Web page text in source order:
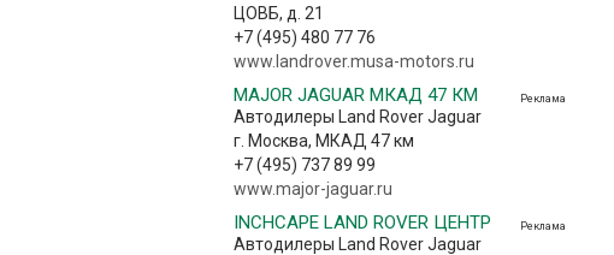
ЦОВБ, д. 21
+7 (495) 480 77 76
www.landrover.musa-motors.ru
Реклама
MAJOR JAGUAR МКАД 47 КМ
Автодилеры Land Rover Jaguar
г. Москва, МКАД 47 км
+7 (495) 737 89 99
www.major-jaguar.ru
Реклама
INCHCAPE LAND ROVER ЦЕНТР
Автодилеры Land Rover Jaguar